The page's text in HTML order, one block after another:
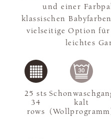
und einer
klassischen
vielseitige Option
leichtes
25 sts
34
rows
kalt